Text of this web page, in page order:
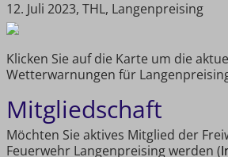
12. Juli 2023, THL, Langenpreising
Klicken Sie auf die Karte um die
Wetterwarnungen für
Mitgliedschaft
Möchten Sie aktives Mitglied der
Feuerwehr Langenpreising werden (